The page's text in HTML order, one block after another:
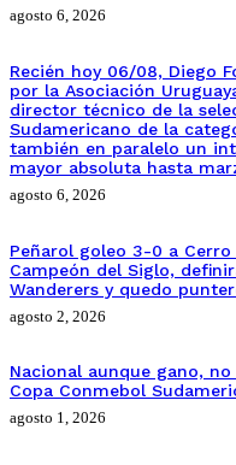
agosto 6, 2026
Recién hoy 06/08, Diego
por la Asociación
director técnico de la
Sudamericano de la
también en paralelo un
mayor absoluta hasta
agosto 6, 2026
Peñarol goleo 3-0 a
Campeón del Siglo,
Wanderers y quedo
agosto 2, 2026
Nacional aunque gano,
Copa Conmebol
agosto 1, 2026